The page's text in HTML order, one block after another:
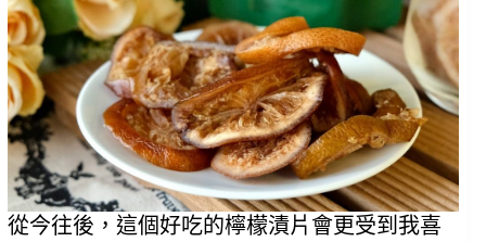
從今往後，這個好吃的檸檬漬片會更受到我喜